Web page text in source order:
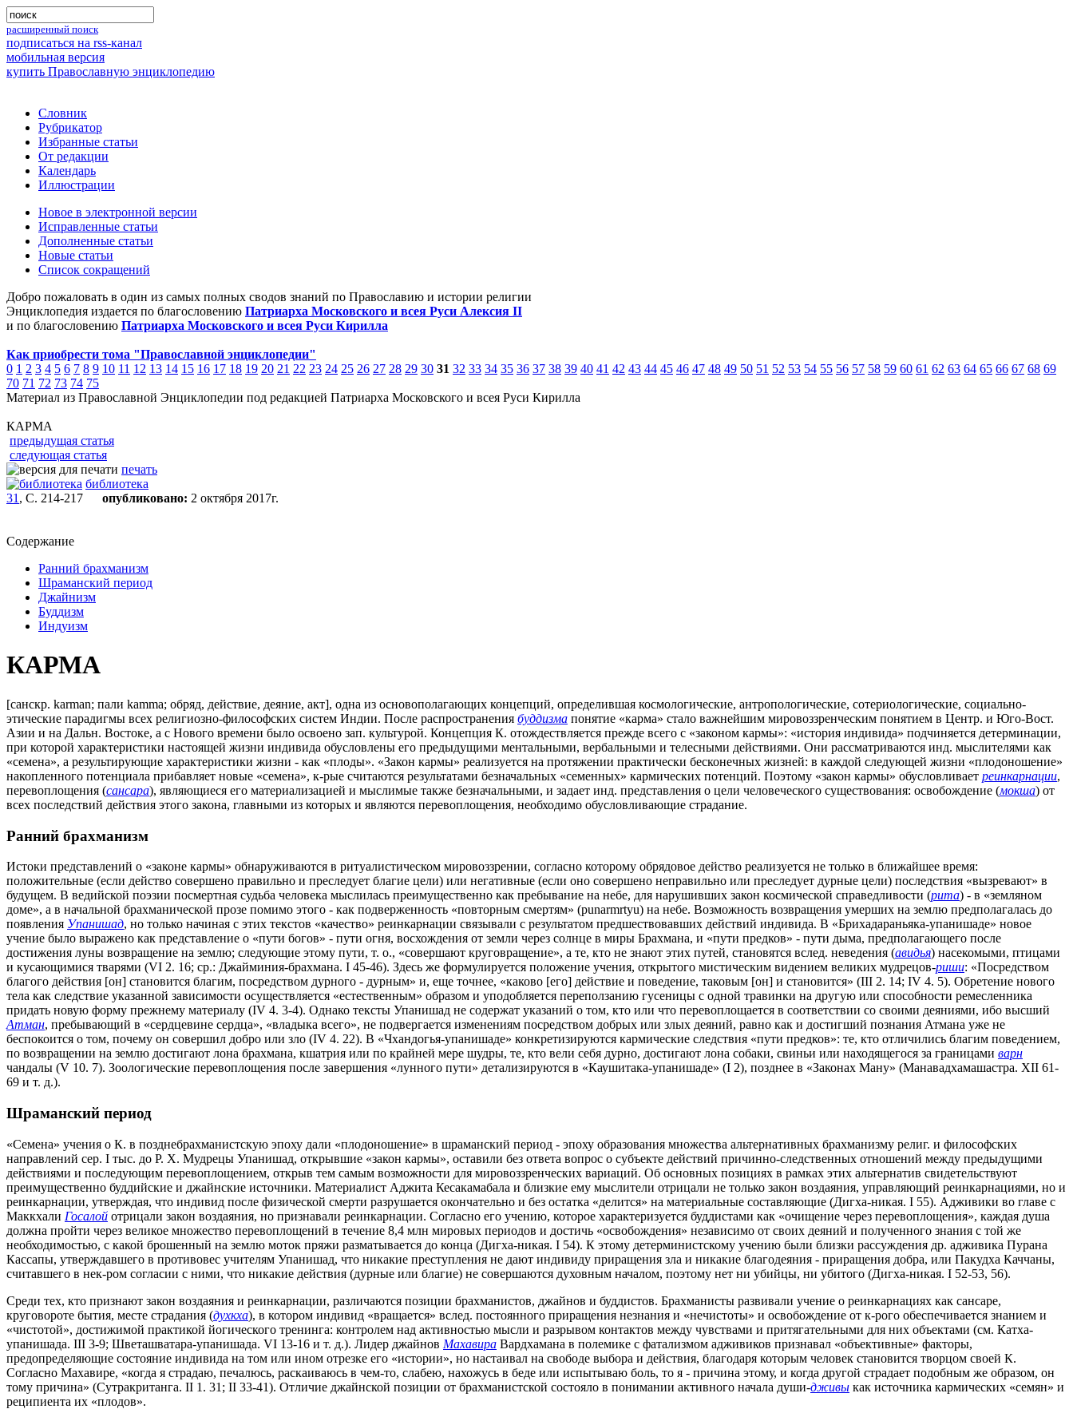
расширенный поиск
подписаться на rss-канал
мобильная версия
купить Православную энциклопедию
Словник
Рубрикатор
Избранные статьи
От редакции
Календарь
Иллюстрации
Новое в электронной версии
Исправленные статьи
Дополненные статьи
Новые статьи
Список сокращений
Добро пожаловать в один из самых полных сводов знаний по Православию и истории религии
Энциклопедия издается по благословению Патриарха Московского и всея Руси Алексия II
и по благословению Патриарха Московского и всея Руси Кирилла
Как приобрести тома "Православной энциклопедии"
0 1 2 3 4 5 6 7 8 9 10 11 12 13 14 15 16 17 18 19 20 21 22 23 24 25 26 27 28 29 30 31 32 33 34 35 36 37 38 39 40 41 42 43 44 45 46 47 48 49 50 51 52 53 54 55 56 57 58 59 60 61 62 63 64 65 66 67 68 69
70 71 72 73 74 75
Материал из Православной Энциклопедии под редакцией Патриарха Московского и всея Руси Кирилла
КАРМА
предыдущая статья
следующая статья
печать
библиотека
31 , С. 214-217 опубликовано: 2 октября 2017г.
Содержание
Ранний брахманизм
Шраманский период
Джайнизм
Буддизм
Индуизм
КАРМА
[санскр. karman; пали kamma; обряд, действие, деяние, акт], одна из основополагающих концепций, определившая космологические, антропологические, сотериологические, социально-
этические парадигмы всех религиозно-философских систем Индии. После распространения буддизма понятие «карма» стало важнейшим мировоззренческим понятием в Центр. и Юго-Вост.
Азии и на Дальн. Востоке, а с Нового времени было освоено зап. культурой. Концепция К. отождествляется прежде всего с «законом кармы»: «история индивида» подчиняется детерминации,
при которой характеристики настоящей жизни индивида обусловлены его предыдущими ментальными, вербальными и телесными действиями. Они рассматриваются инд. мыслителями как
«семена», а результирующие характеристики жизни - как «плоды». «Закон кармы» реализуется на протяжении практически бесконечных жизней: в каждой следующей жизни «плодоношение»
накопленного потенциала прибавляет новые «семена», к-рые считаются результатами безначальных «семенных» кармических потенций. Поэтому «закон кармы» обусловливает реинкарнации,
перевоплощения (сансара), являющиеся его материализацией и мыслимые также безначальными, и задает инд. представления о цели человеческого существования: освобождение (мокша) от
всех последствий действия этого закона, главными из которых и являются перевоплощения, необходимо обусловливающие страдание.
Ранний брахманизм
Истоки представлений о «законе кармы» обнаруживаются в ритуалистическом мировоззрении, согласно которому обрядовое действо реализуется не только в ближайшее время:
положительные (если действо совершено правильно и преследует благие цели) или негативные (если оно совершено неправильно или преследует дурные цели) последствия «вызревают» в
будущем. В ведийской поэзии посмертная судьба человека мыслилась преимущественно как пребывание на небе, для нарушивших закон космической справедливости (рита) - в «земляном
доме», а в начальной брахманической прозе помимо этого - как подверженность «повторным смертям» (punarmrtyu) на небе. Возможность возвращения умерших на землю предполагалась до
появления Упанишад, но только начиная с этих текстов «качество» реинкарнации связывали с результатом предшествовавших действий индивида. В «Брихадараньяка-упанишаде» новое
учение было выражено как представление о «пути богов» - пути огня, восхождения от земли через солнце в миры Брахмана, и «пути предков» - пути дыма, предполагающего после
достижения луны возвращение на землю; следующие этому пути, т. о., «совершают круговращение», а те, кто не знают этих путей, становятся вслед. неведения (авидья) насекомыми, птицами
и кусающимися тварями (VI 2. 16; ср.: Джайминия-брахмана. I 45-46). Здесь же формулируется положение учения, открытого мистическим видением великих мудрецов-риши: «Посредством
благого действия [он] становится благим, посредством дурного - дурным» и, еще точнее, «каково [его] действие и поведение, таковым [он] и становится» (III 2. 14; IV 4. 5). Обретение нового
тела как следствие указанной зависимости осуществляется «естественным» образом и уподобляется переползанию гусеницы с одной травинки на другую или способности ремесленника
придать новую форму прежнему материалу (IV 4. 3-4). Однако тексты Упанишад не содержат указаний о том, ктo или чтo перевоплощается в соответствии со своими деяниями, ибо высший
Атман, пребывающий в «сердцевине сердца», «владыка всего», не подвергается изменениям посредством добрых или злых деяний, равно как и достигший познания Атмана уже не
беспокоится о том, почему он совершил добро или зло (IV 4. 22). В «Чхандогья-упанишаде» конкретизируются кармические следствия «пути предков»: те, кто отличились благим поведением,
по возвращении на землю достигают лона брахмана, кшатрия или по крайней мере шудры, те, кто вели себя дурно, достигают лона собаки, свиньи или находящегося за границами варн
чандалы (V 10. 7). Зоологические перевоплощения после завершения «лунного пути» детализируются в «Каушитака-упанишаде» (I 2), позднее в «Законах Ману» (Манавадхамашастра. XII 61-
69 и т. д.).
Шраманский период
«Семена» учения о К. в позднебрахманистскую эпоху дали «плодоношение» в шраманский период - эпоху образования множества альтернативных брахманизму религ. и философских
направлений сер. I тыс. до Р. Х. Мудрецы Упанишад, открывшие «закон кармы», оставили без ответа вопрос о субъекте действий причинно-следственных отношений между предыдущими
действиями и последующим перевоплощением, открыв тем самым возможности для мировоззренческих вариаций. Об основных позициях в рамках этих альтернатив свидетельствуют
преимущественно буддийские и джайнские источники. Материалист Аджита Кесакамабала и близкие ему мыслители отрицали не только закон воздаяния, управляющий реинкарнациями, но и
реинкарнации, утверждая, что индивид после физической смерти разрушается окончательно и без остатка «делится» на материальные составляющие (Дигха-никая. I 55). Адживики во главе с
Маккхали Госалой отрицали закон воздаяния, но признавали реинкарнации. Согласно его учению, которое характеризуется буддистами как «очищение через перевоплощения», каждая душа
должна пройти через великое множество перевоплощений в течение 8,4 млн мировых периодов и достичь «освобождения» независимо от своих деяний и полученного знания с той же
необходимостью, с какой брошенный на землю моток пряжи разматывается до конца (Дигха-никая. I 54). К этому детерминистскому учению были близки рассуждения др. адживика Пурана
Кассапы, утверждавшего в противовес учителям Упанишад, что никакие преступления не дают индивиду приращения зла и никакие благодеяния - приращения добра, или Пакудха Каччаны,
считавшего в нек-ром согласии с ними, что никакие действия (дурные или благие) не совершаются духовным началом, поэтому нет ни убийцы, ни убитого (Дигха-никая. I 52-53, 56).
Среди тех, кто признают закон воздаяния и реинкарнации, различаются позиции брахманистов, джайнов и буддистов. Брахманисты развивали учение о реинкарнациях как сансаре,
круговороте бытия, месте страдания (духкха), в котором индивид «вращается» вслед. постоянного приращения незнания и «нечистоты» и освобождение от к-рого обеспечивается знанием и
«чистотой», достижимой практикой йогического тренинга: контролем над активностью мысли и разрывом контактов между чувствами и притягательными для них объектами (см. Катха-
упанишада. III 3-9; Шветашватара-упанишада. VI 13-16 и т. д.). Лидер джайнов Махавира Вардхамана в полемике с фатализмом адживиков признавал «объективные» факторы,
предопределяющие состояние индивида на том или ином отрезке его «истории», но настаивал на свободе выбора и действия, благодаря которым человек становится творцом своей К.
Согласно Махавире, «когда я страдаю, печалюсь, раскаиваюсь в чем-то, слабею, нахожусь в беде или испытываю боль, то я - причина этому, и когда другой страдает подобным же образом, он
тому причина» (Сутракританга. II 1. 31; II 33-41). Отличие джайнской позиции от брахманистской состояло в понимании активного начала души-дживы как источника кармических «семян» и
реципиента их «плодов».